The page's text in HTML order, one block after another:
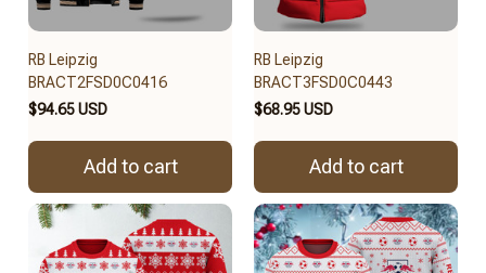
RB Leipzig
BRACT2FSD0C0416
$94.65 USD
Add to cart
RB Leipzig
BRACT3FSD0C0443
$68.95 USD
Add to cart